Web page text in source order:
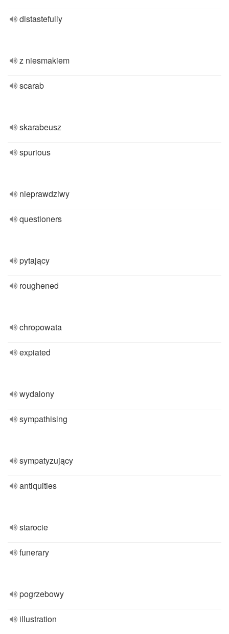
distastefully
z niesmakiem
scarab
skarabeusz
spurious
nieprawdziwy
questioners
pytający
roughened
chropowata
expiated
wydalony
sympathising
sympatyzujący
antiquities
starocie
funerary
pogrzebowy
illustration